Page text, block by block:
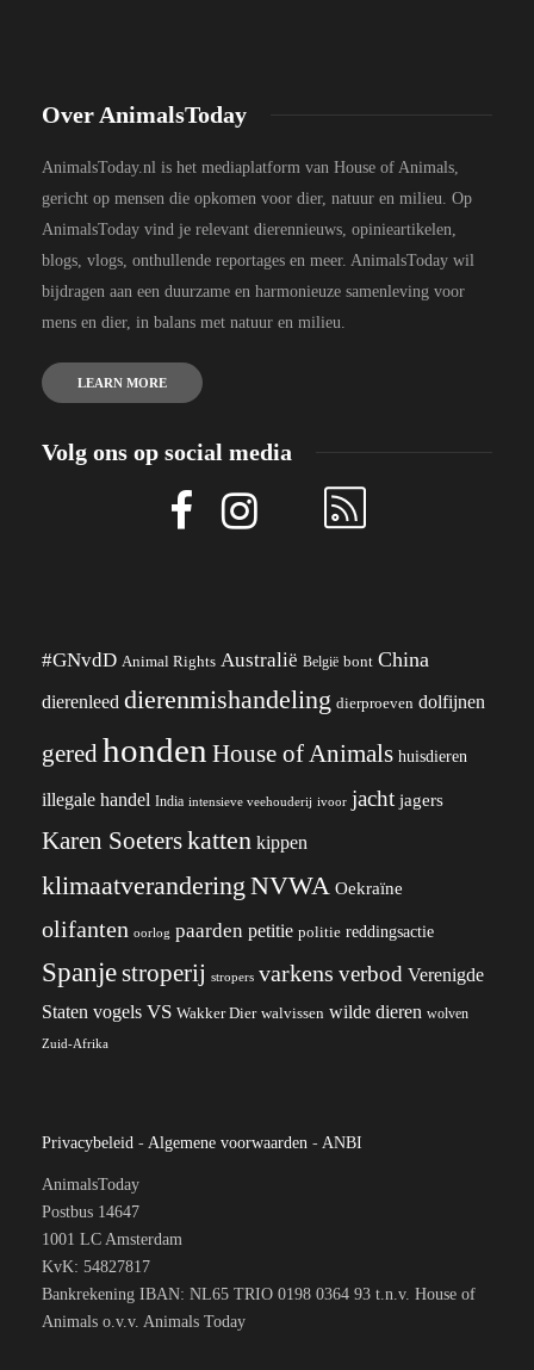
Over AnimalsToday
AnimalsToday.nl is het mediaplatform van House of Animals,
gericht op mensen die opkomen voor dier, natuur en milieu. Op
AnimalsToday vind je relevant dierennieuws, opinieartikelen,
blogs, vlogs, onthullende reportages en meer. AnimalsToday wil
bijdragen aan een duurzame en harmonieuze samenleving voor
mens en dier, in balans met natuur en milieu.
LEARN MORE
Volg ons op social media
#GNvdD Animal Rights Australië België bont China
dierenleed dierenmishandeling dierproeven dolfijnen
geredhonden House of Animals huisdieren
illegale handel India intensieve veehouderij ivoor jacht jagers
Karen Soeterskatten kippen
klimaatverandering NVWA Oekraïne
olifanten oorlog paarden petitie politie reddingsactie
Spanjestroperij stropers varkens verbod Verenigde
Staten vogels VS Wakker Dier walvissen wilde dieren wolven
Zuid-Afrika
Privacybeleid - Algemene voorwaarden - ANBI
AnimalsToday
Postbus 14647
1001 LC Amsterdam
KvK: 54827817
Bankrekening IBAN: NL65 TRIO 0198 0364 93 t.n.v. House of
Animals o.v.v. Animals Today